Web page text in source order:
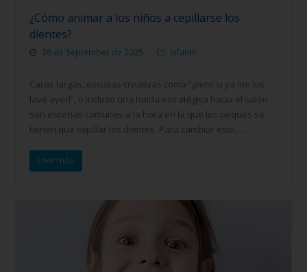
¿Cómo animar a los niños a cepillarse los
dientes?
26 de September de 2025 Infantil
Caras largas, excusas creativas como “¡pero si ya me los
lavé ayer!”, o incluso una huida estratégica hacia el salón
son escenas comunes a la hora en la que los peques se
tienen que cepillar los dientes. Para cambiar esto,…
Leer más